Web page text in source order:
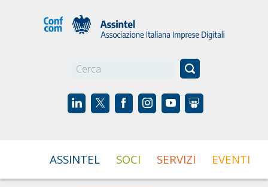
ASSINTEL SOCI SERVIZI EVENTI